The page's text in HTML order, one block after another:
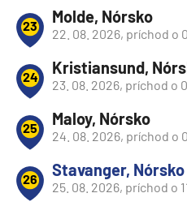
23 Molde, Nórsko
22. 08. 2026, príchod o
24 Kristiansund,
23. 08. 2026, príchod o
25 Maloy, Nórsko
24. 08. 2026, príchod o
26 Stavanger, Nórsko
25. 08. 2026, príchod o